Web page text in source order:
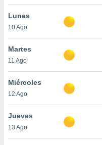
de
disponible
cookies
aceptar
Lunes
10 Ago
Martes
11 Ago
Miércoles
12 Ago
Jueves
13 Ago